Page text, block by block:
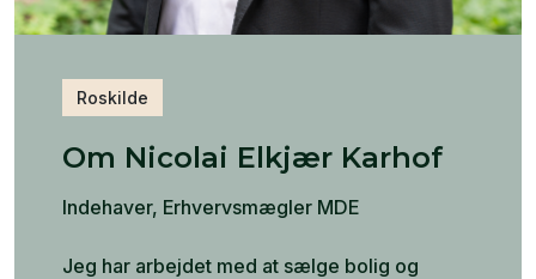
Roskilde
Om Nicolai Elkjær Karhof
Indehaver, Erhvervsmægler MDE
Jeg har arbejdet med at sælge bolig og